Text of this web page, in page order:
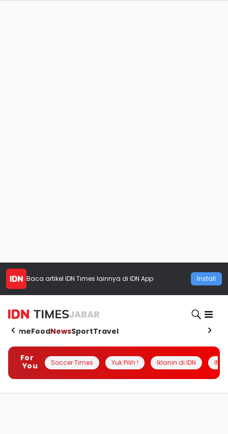
Baca artikel IDN Times lainnya di IDN App Install
JABAR
HomeFoodNewsSportTravel
For
You
Soccer Times Yuk Pilih ! Iklanin di IDN